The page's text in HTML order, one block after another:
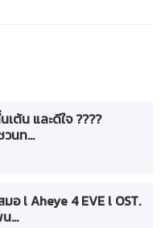
ต้น และดีใจ ????
นท...
อ l Aheye 4 EVE l OST.
...